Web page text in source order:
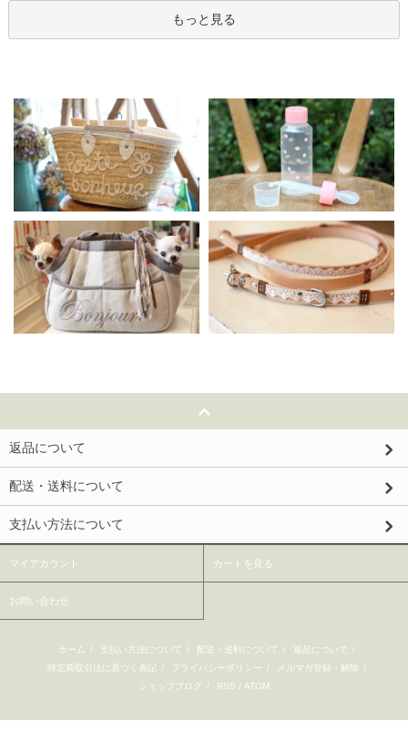
もっと見る
返品について
配送・送料について
支払い方法について
マイアカウント カートを見る
お問い合わせ
ホーム / 支払い方法について / 配送・送料について / 返品について /
特定商取引法に基づく表記 / プライバシーポリシー / メルマガ登録・解除 /
ショップブログ / RSS / ATOM